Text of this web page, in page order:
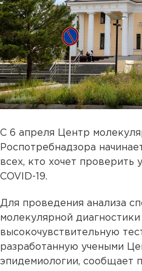
С 6 апреля Центр
Роспотребнадзора
всех, кто хочет проверить
COVID-19.
Для проведения анализа
молекулярной
высокочувствительную
разработанную учеными
эпидемиологии, сообщает